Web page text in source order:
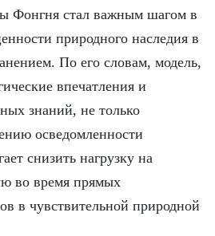
Фонгня стал важным шагом в
природного наследия в
По его словам, модель,
впечатления и
знаний, не только
осведомленности
снизить нагрузку на
во время прямых
в чувствительной природной